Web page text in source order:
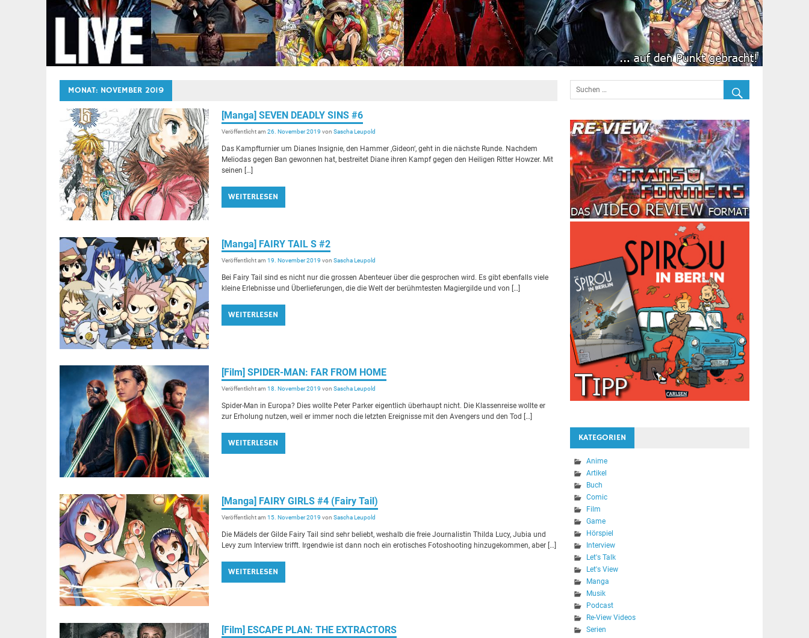
MONAT: NOVEMBER 2019
[Manga] SEVEN DEADLY SINS #6
Veröffentlicht am26. November 2019 vonSascha Leupold
Das Kampfturnier um Dianes Insignie, den Hammer ‚Gideon‘, geht in die nächste Runde. Nachdem
Meliodas gegen Ban gewonnen hat, bestreitet Diane ihren Kampf gegen den Heiligen Ritter Howzer. Mit
seinen […]
WEITERLESEN
[Manga] FAIRY TAIL S #2
Veröffentlicht am19. November 2019 vonSascha Leupold
Bei Fairy Tail sind es nicht nur die grossen Abenteuer über die gesprochen wird. Es gibt ebenfalls viele
kleine Erlebnisse und Überlieferungen, die die Welt der berühmtesten Magiergilde und von […]
WEITERLESEN
[Film] SPIDER-MAN: FAR FROM HOME
Veröffentlicht am18. November 2019 vonSascha Leupold
Spider-Man in Europa? Dies wollte Peter Parker eigentlich überhaupt nicht. Die Klassenreise wollte er
zur Erholung nutzen, weil er immer noch die letzten Ereignisse mit den Avengers und den Tod […]
WEITERLESEN
[Manga] FAIRY GIRLS #4 (Fairy Tail)
Veröffentlicht am15. November 2019 vonSascha Leupold
Die Mädels der Gilde Fairy Tail sind sehr beliebt, weshalb die freie Journalistin Thilda Lucy, Jubia und
Levy zum Interview trifft. Irgendwie ist dann noch ein erotisches Fotoshooting hinzugekommen, aber […]
WEITERLESEN
[Film] ESCAPE PLAN: THE EXTRACTORS
KATEGORIEN
Anime
Artikel
Buch
Comic
Film
Game
Hörspiel
Interview
Let's Talk
Let's View
Manga
Musik
Podcast
Re-View Videos
Serien